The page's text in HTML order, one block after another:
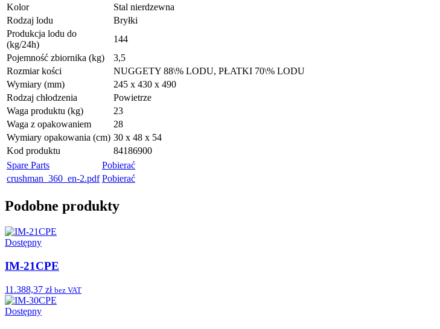
Kolor
Stal nierdzewna
Rodzaj lodu
Bryłki
Produkcja lodu do
(kg/24h)
144
Pojemność zbiornika (kg)
3,5
Rozmiar kości
NUGGETY 88\% LODU, PŁATKI 70\% LODU
Wymiary (mm)
245 x 430 x 490
Rodzaj chłodzenia
Powietrze
Waga produktu (kg)
23
Waga z opakowaniem
28
Wymiary opakowania (cm) 30 x 48 x 54
Kod produktu
84186900
Spare Parts
Pobierać
crushman_360_en-2.pdf Pobierać
Podobne produkty
Dostępny
IM-21CPE
11.388,37 zł bez VAT
Dostępny